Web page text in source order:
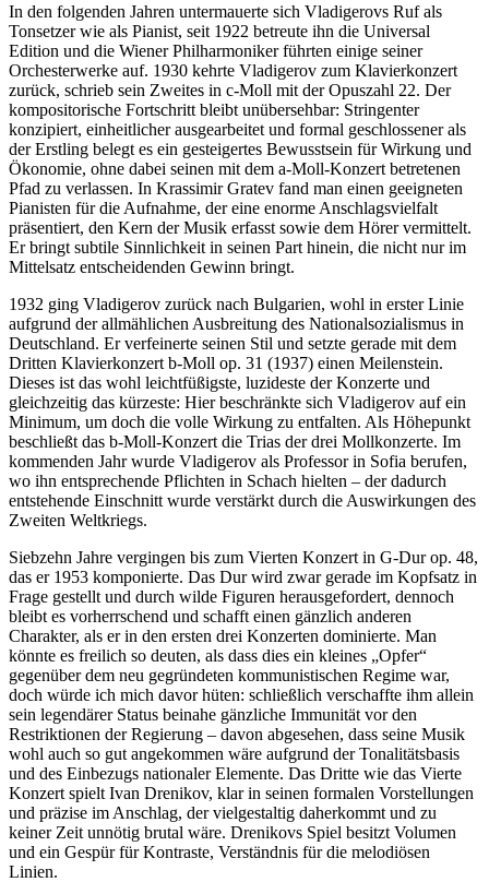
In den folgenden Jahren untermauerte sich Vladigerovs Ruf als
Tonsetzer wie als Pianist, seit 1922 betreute ihn die Universal
Edition und die Wiener Philharmoniker führten einige seiner
Orchesterwerke auf. 1930 kehrte Vladigerov zum Klavierkonzert
zurück, schrieb sein Zweites in c-Moll mit der Opuszahl 22. Der
kompositorische Fortschritt bleibt unübersehbar: Stringenter
konzipiert, einheitlicher ausgearbeitet und formal geschlossener als
der Erstling belegt es ein gesteigertes Bewusstsein für Wirkung und
Ökonomie, ohne dabei seinen mit dem a-Moll-Konzert betretenen
Pfad zu verlassen. In Krassimir Gratev fand man einen geeigneten
Pianisten für die Aufnahme, der eine enorme Anschlagsvielfalt
präsentiert, den Kern der Musik erfasst sowie dem Hörer vermittelt.
Er bringt subtile Sinnlichkeit in seinen Part hinein, die nicht nur im
Mittelsatz entscheidenden Gewinn bringt.
1932 ging Vladigerov zurück nach Bulgarien, wohl in erster Linie
aufgrund der allmählichen Ausbreitung des Nationalsozialismus in
Deutschland. Er verfeinerte seinen Stil und setzte gerade mit dem
Dritten Klavierkonzert b-Moll op. 31 (1937) einen Meilenstein.
Dieses ist das wohl leichtfüßigste, luzideste der Konzerte und
gleichzeitig das kürzeste: Hier beschränkte sich Vladigerov auf ein
Minimum, um doch die volle Wirkung zu entfalten. Als Höhepunkt
beschließt das b-Moll-Konzert die Trias der drei Mollkonzerte. Im
kommenden Jahr wurde Vladigerov als Professor in Sofia berufen,
wo ihn entsprechende Pflichten in Schach hielten – der dadurch
entstehende Einschnitt wurde verstärkt durch die Auswirkungen des
Zweiten Weltkriegs.
Siebzehn Jahre vergingen bis zum Vierten Konzert in G-Dur op. 48,
das er 1953 komponierte. Das Dur wird zwar gerade im Kopfsatz in
Frage gestellt und durch wilde Figuren herausgefordert, dennoch
bleibt es vorherrschend und schafft einen gänzlich anderen
Charakter, als er in den ersten drei Konzerten dominierte. Man
könnte es freilich so deuten, als dass dies ein kleines „Opfer“
gegenüber dem neu gegründeten kommunistischen Regime war,
doch würde ich mich davor hüten: schließlich verschaffte ihm allein
sein legendärer Status beinahe gänzliche Immunität vor den
Restriktionen der Regierung – davon abgesehen, dass seine Musik
wohl auch so gut angekommen wäre aufgrund der Tonalitätsbasis
und des Einbezugs nationaler Elemente. Das Dritte wie das Vierte
Konzert spielt Ivan Drenikov, klar in seinen formalen Vorstellungen
und präzise im Anschlag, der vielgestaltig daherkommt und zu
keiner Zeit unnötig brutal wäre. Drenikovs Spiel besitzt Volumen
und ein Gespür für Kontraste, Verständnis für die melodiösen
Linien.